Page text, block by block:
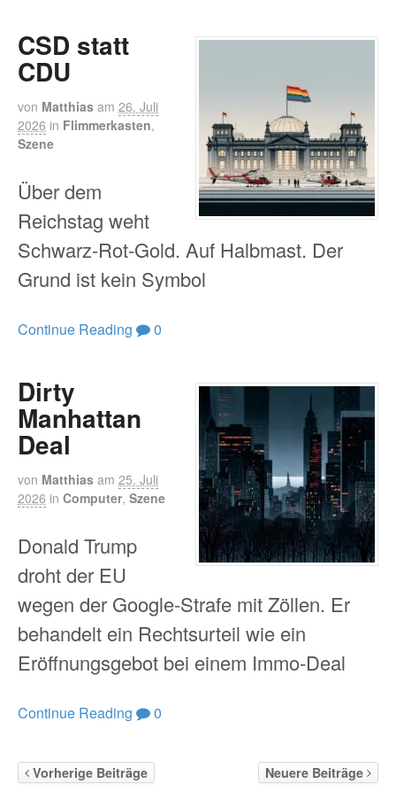
CSD statt
CDU
von Matthias am 26. Juli
2026 in Flimmerkasten,
Szene
Über dem
Reichstag weht
Schwarz-Rot-Gold. Auf Halbmast. Der
Grund ist kein Symbol
Continue Reading 0
Dirty
Manhattan
Deal
von Matthias am 25. Juli
2026 in Computer, Szene
Donald Trump
droht der EU
wegen der Google-Strafe mit Zöllen. Er
behandelt ein Rechtsurteil wie ein
Eröffnungsgebot bei einem Immo-Deal
Continue Reading 0
Vorherige Beiträge Neuere Beiträge